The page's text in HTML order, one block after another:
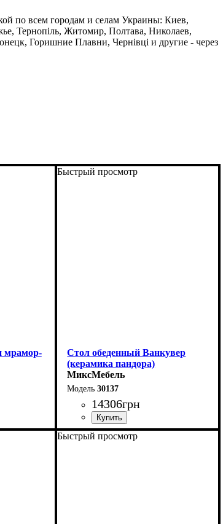
по всем городам и селам Украины: Киев,
Тернопіль, Житомир, Полтава, Николаев,
Горишние Плавни, Чернівці и другие - через
мрамор-
Быстрый просмотр
Стол обеденный Ванкувер
(керамика пандора)
МиксМебель
30137
14306грн
Быстрый просмотр